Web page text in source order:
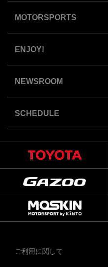
MOTORSPORTS
ENJOY!
NEWSROOM
SCHEDULE
ご利用に関して